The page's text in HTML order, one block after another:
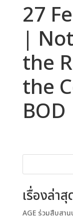
27
|
the
the
BOD
เรื่องล่าสุ
AGE ร่วมสืบสา